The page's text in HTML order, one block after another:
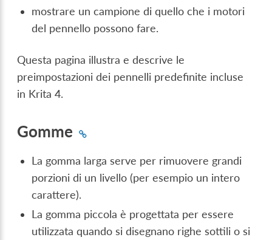
mostrare un campione di quello che i motori
del pennello possono fare.
Questa pagina illustra e descrive le
preimpostazioni dei pennelli predefinite incluse
in Krita 4.
Gomme
La gomma larga serve per rimuovere grandi
porzioni di un livello (per esempio un intero
carattere).
La gomma piccola è progettata per essere
utilizzata quando si disegnano righe sottili o si